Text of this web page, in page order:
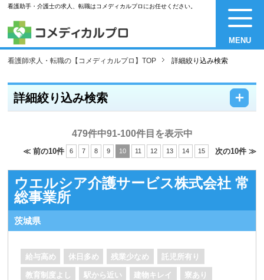
看護助手・介護士の求人、転職はコメディカルプロにお任せください。
MENU
看護師求人・転職の【コメディカルプロ】TOP 詳細絞り込み検索
詳細絞り込み検索 －
＋
479件中91-100件目を表示中
≪ 前の10件 6 7 8 9 10 11 12 13 14 15 次の10件 ≫
ウエルシア介護サービス株式会社 常
総事業所
茨城県
給与高め 休日多め 残業少なめ 託児所有り
教育制度よし 駅から近い 建物キレイ 寮あり